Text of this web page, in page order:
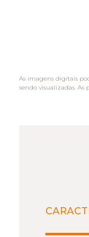
As imagens digitais
sendo visualizadas. As